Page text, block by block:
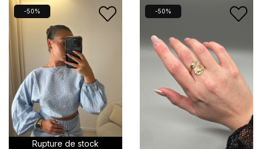
-50%
Nouveau
Rupture de stock
-50%
Annuler Se connecter